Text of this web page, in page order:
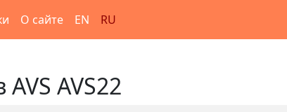
О сайте EN RU
AVS22